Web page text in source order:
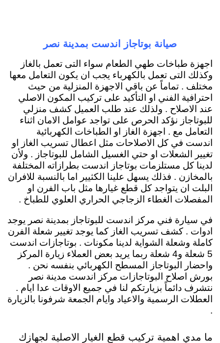
صيانة بوتاجاز اندست بمدينة نصر
اجهزة طباخات طهي الطعام سواء التى تعمل بالغاز
وكذلك التى تعمل بالكهرباء يجب ان يكون التعامل معها
مختلف . تماماً عن باقي الاجهزة المنزلية من حيث
احترافية الفني او التأكيد على تركيب المكون الاصلي
عند الاصلاح . ولذلك عند طلب العميل كشف منزلي
للبوتاجاز نؤكد الحرص على تواجد عوامل الامان اثناء
التعامل مع . اجهزة الغاز او الطباخات الكهربائية
اندست في كل الاصلاحات مثل اعطال تسريب الغاز او
تغيير الشعلات او حتي الغسيل الشامل للبوتاجاز . ولأن
لدينا كل مستلزمات بوتاجاز اندست بطرازاته المختلفة
بالمخازن . فذلك يسهل علينا الكثيير اما بالنسبة للافران
البلت ان يتواجد كل قطع غيارها مثل باب الفرن او
المفصلات الغطاء الزجاجي الحراري العلوي للطباخ .
في سيارة فني مركز اندست للبوتاجاز بمدينة نصر يوجد
ادوات . كشف تسريب الغاز كما يوجد تغيير شعلة الفرن
كاملة وشعلة الشواية لدينا مكونات . بوتاجازات اندست
5 شعلة و4 شعلة ربما يريد بعض العملاء زيارة المركز
واحضار البوتاجاز المسطح الكهربائي بنفسه نحن .
بورش اصلاح البوتاجازات مركز اندست مدينة نصر
نتشرف دائماً بزيارتكم لنا في جميع الاوقات عدا ايام .
العطلات الرسمية والاعياد وايام الجمعة شرفونا بالزيارة
.
ما مدي اهمية تركيب قطع الغيار الاصلية لجهازك